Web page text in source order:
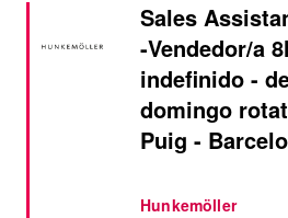
Sales
-Vendedor/a
indefinido -
domingo
Puig -
Hunkemöller